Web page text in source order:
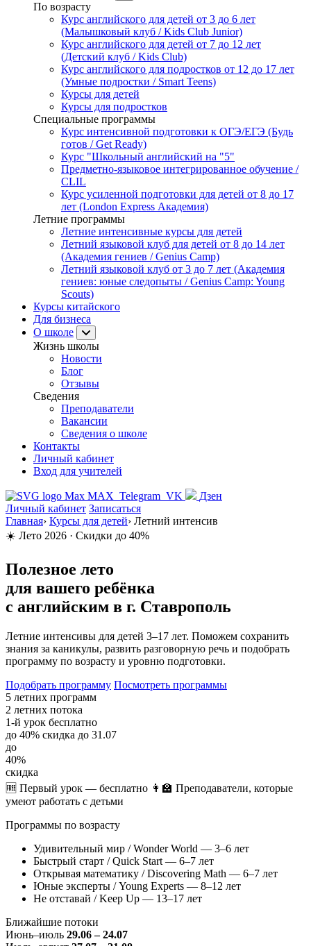
По возрасту
Курс английского для детей от 3 до 6 лет
(Малышковый клуб / Kids Club Junior)
Курс английского для детей от 7 до 12 лет
(Детский клуб / Kids Club)
Курс английского для подростков от 12 до 17 лет
(Умные подростки / Smart Teens)
Курсы для детей
Курсы для подростков
Специальные программы
Курс интенсивной подготовки к ОГЭ/ЕГЭ (Будь
готов / Get Ready)
Курс "Школьный английский на "5"
Предметно-языковое интегрированное обучение /
CLIL
Курс усиленной подготовки для детей от 8 до 17
лет (London Express Академия)
Летние программы
Летние интенсивные курсы для детей
Летний языковой клуб для детей от 8 до 14 лет
(Академия гениев / Genius Camp)
Летний языковой клуб от 3 до 7 лет (Академия
гениев: юные следопыты / Genius Camp: Young
Scouts)
Курсы китайского
Для бизнеса
О школе
Жизнь школы
Новости
Блог
Отзывы
Сведения
Преподаватели
Вакансии
Сведения о школе
Контакты
Личный кабинет
Вход для учителей
MAX Telegram VK
Дзен
Личный кабинет Записаться
Главная› Курсы для детей› Летний интенсив
☀️ Лето 2026 · Скидки до 40%
Полезное лето
для вашего ребёнка
с английским в г. Ставрополь
Летние интенсивы для детей 3–17 лет. Поможем сохранить
знания за каникулы, развить разговорную речь и подобрать
программу по возрасту и уровню подготовки.
Подобрать программу Посмотреть программы
5 летних программ
2 летних потока
1-й урок бесплатно
до 40% скидка до 31.07
до
40%
скидка
🆓 Первый урок — бесплатно 👩‍🏫 Преподаватели, которые
умеют работать с детьми
Программы по возрасту
Удивительный мир / Wonder World — 3–6 лет
Быстрый старт / Quick Start — 6–7 лет
Открывая математику / Discovering Math — 6–7 лет
Юные эксперты / Young Experts — 8–12 лет
Не отставай / Keep Up — 13–17 лет
Ближайшие потоки
Июнь–июль 29.06 – 24.07